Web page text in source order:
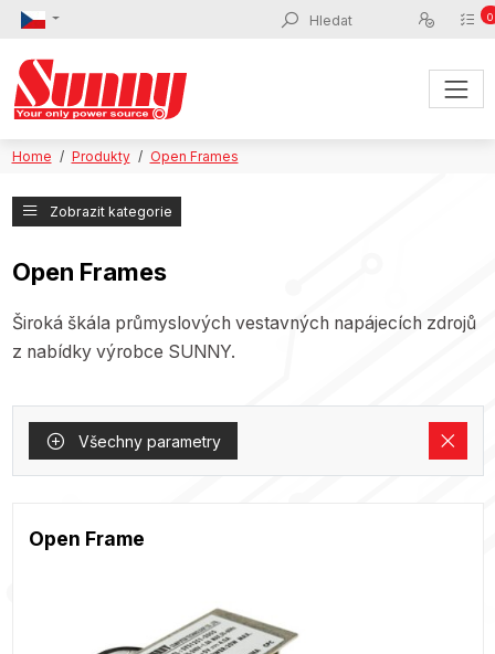
0
Home Produkty Open Frames
Zobrazit kategorie
Open Frames
Široká škála průmyslových vestavných napájecích zdrojů
z nabídky výrobce SUNNY.
Všechny parametry
Open Frame